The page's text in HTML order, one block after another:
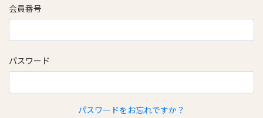
会員番号
パスワード
パスワードをお忘れですか？